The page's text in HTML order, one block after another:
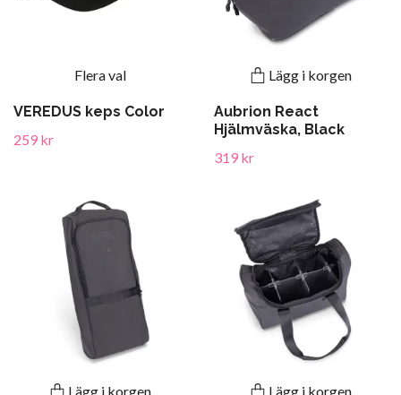
Flera val
VEREDUS keps Color
259 kr
Lägg i korgen
Aubrion React
Hjälmväska, Black
319 kr
Lägg i korgen Lägg i korgen